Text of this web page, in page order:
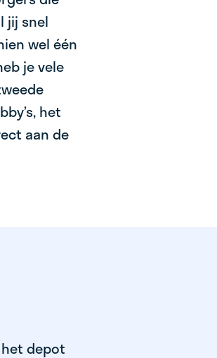
jij snel
wel één
je vele
het
aan de
depot